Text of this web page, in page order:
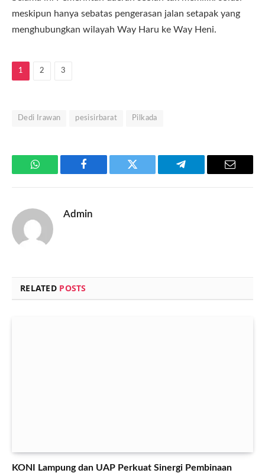
meskipun hanya sebatas pengerasan jalan setapak yang
menghubungkan wilayah Way Haru ke Way Heni.
1 2 3
Dedi Irawan pesisirbarat Pilkada
WhatsApp Facebook Twitter Telegram Email
Admin
RELATED POSTS
KONI Lampung dan UAP Perkuat Sinergi Pembinaan